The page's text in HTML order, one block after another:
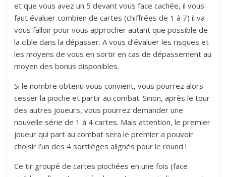
et que vous avez un 5 devant vous face cachée, il vous
faut évaluer combien de cartes (chiffrées de 1 à 7) il va
vous falloir pour vous approcher autant que possible de
la cible dans la dépasser. A vous d’évaluer les risques et
les moyens de vous en sortir en cas de dépassement au
moyen des bonus disponibles.
Si le nombre obtenu vous convient, vous pourrez alors
cesser la pioche et partir au combat. Sinon, après le tour
des autres joueurs, vous pourrez demander une
nouvelle série de 1 à 4 cartes. Mais attention, le premier
joueur qui part au combat sera le premier a pouvoir
choisir l’un des 4 sortilèges alignés pour le round !
Ce tir groupé de cartes piochées en une fois (face